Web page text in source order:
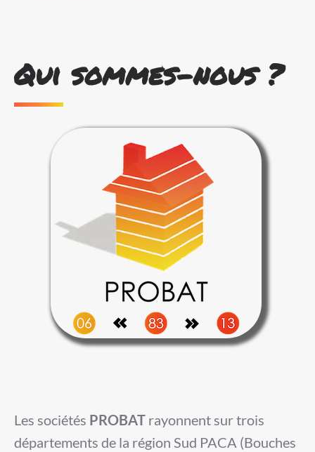
Qui sommes-nous ?
Les sociétés PROBAT rayonnent sur trois
départements de la région Sud PACA (Bouches